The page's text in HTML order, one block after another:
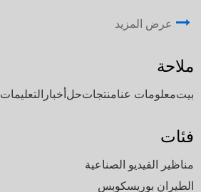
عرض المزيد
ملاحة
بيتمعلومات عنامنتجاتحلأخبار التعليمات
فئات
مناظير الفيديو الصناعية
الطيران بوريسكوبس